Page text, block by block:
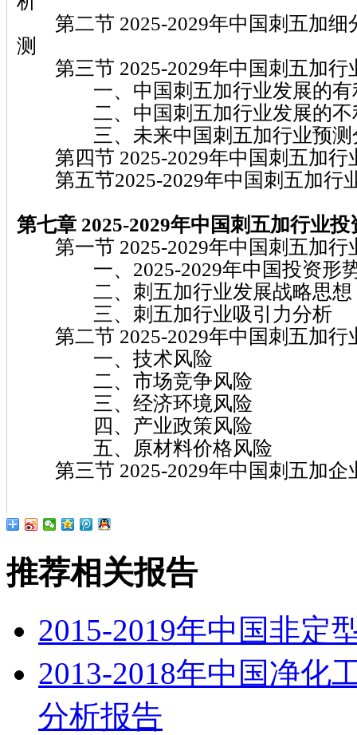
第二节 2025-2029年中国刺五加细
测
第三节 2025-2029年中国刺五加行
一、中国刺五加行业发展的有
二、中国刺五加行业发展的不
三、未来中国刺五加行业预测
第四节 2025-2029年中国刺五加行
第五节2025-2029年中国刺五加行
第七章 2025-2029年中国刺五加行业
第一节 2025-2029年中国刺五加行
一、2025-2029年中国投资形势
二、刺五加行业发展战略思想
三、刺五加行业吸引力分析
第二节 2025-2029年中国刺五加行
一、技术风险
二、市场竞争风险
三、经济环境风险
四、产业政策风险
五、原材料价格风险
第三节 2025-2029年中国刺五加企
推荐相关报告
2015-2019年中国非定
2013-2018年中国净化
分析报告